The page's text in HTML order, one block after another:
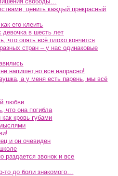
ценить каждый прекрасный
его клеить
в шесть лет
что опять всё плохо кончится
стран – у нас одинаковые
напишет,но все напрасно!
а у меня есть парень, мы всё
любви
что она погибла
кровь губами
и он очевиден
раздается звонок и все
то до боли знакомого…